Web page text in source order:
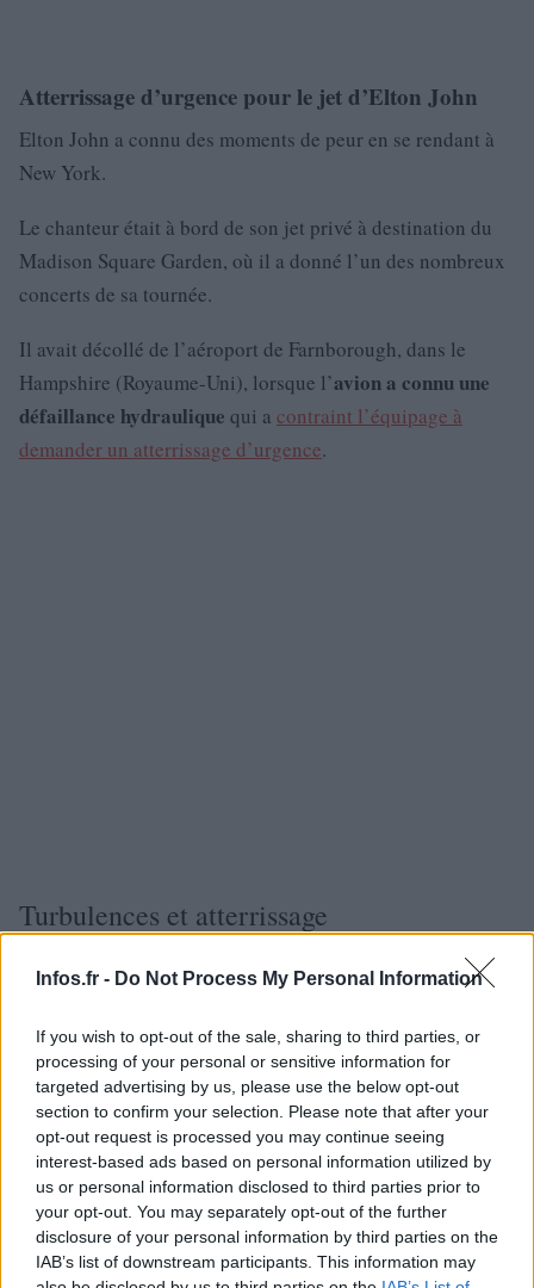
Infos.fr - Do Not Process My Personal Information
If you wish to opt-out of the sale, sharing to third parties, or
processing of your personal or sensitive information for
targeted advertising by us, please use the below opt-out
section to confirm your selection. Please note that after your
opt-out request is processed you may continue seeing
interest-based ads based on personal information utilized by
us or personal information disclosed to third parties prior to
your opt-out. You may separately opt-out of the further
disclosure of your personal information by third parties on the
IAB’s list of downstream participants. This information may
Atterrissage d’urgence pour le jet d’Elton John
Elton John a connu des moments de peur en se rendant à
New York.
Le chanteur était à bord de son jet privé à destination du
Madison Square Garden, où il a donné l’un des nombreux
concerts de sa tournée.
Il avait décollé de l’aéroport de Farnborough, dans le
Hampshire (Royaume-Uni), lorsque l’avion a connu une
défaillance hydraulique qui a contraint l’équipage à
demander un atterrissage d’urgence.
Turbulences et atterrissage
équipage a demandé un atterrissage d’urgence alors
jusqu’à 80 km/h – ont empêché les deux premières
tentatives de descente, obligeant l’avion à errer dans le
ciel irlandais.
Ce n’est qu’à la troisième tentative que le pilote a réussi à
effectuer la manœuvre d’urgence et à faire atterrirle jet de
60 millions de dollars appartenant à l’auteur-
compositeur-interprète britannique.